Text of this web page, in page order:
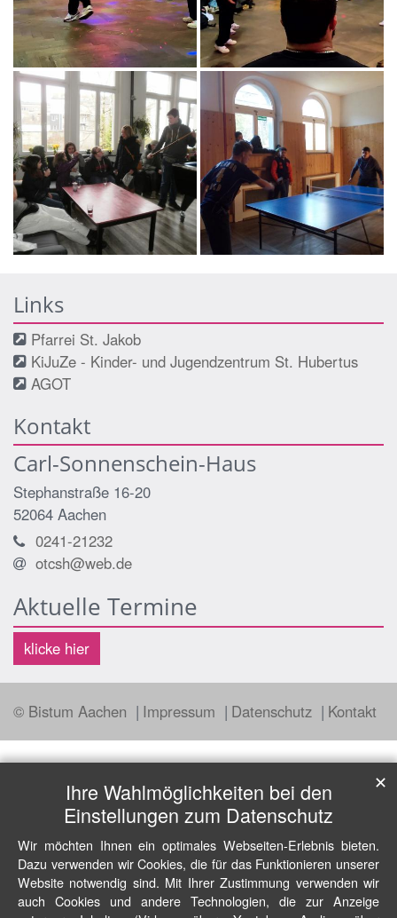
Links
Pfarrei St. Jakob
KiJuZe - Kinder- und Jugendzentrum St. Hubertus
AGOT
Kontakt
Carl-Sonnenschein-Haus
Stephanstraße 16-20
52064 Aachen
0241-21232
otcsh@web.de
Aktuelle Termine
klicke hier
© Bistum Aachen Impressum Datenschutz Kontakt
Ihre Wahlmöglichkeiten bei den
Einstellungen zum Datenschutz
Wir möchten Ihnen ein optimales Webseiten-Erlebnis bieten.
Dazu verwenden wir Cookies, die für das Funktionieren unserer
Website notwendig sind. Mit Ihrer Zustimmung verwenden wir
auch Cookies und andere Technologien, die zur Anzeige
✕